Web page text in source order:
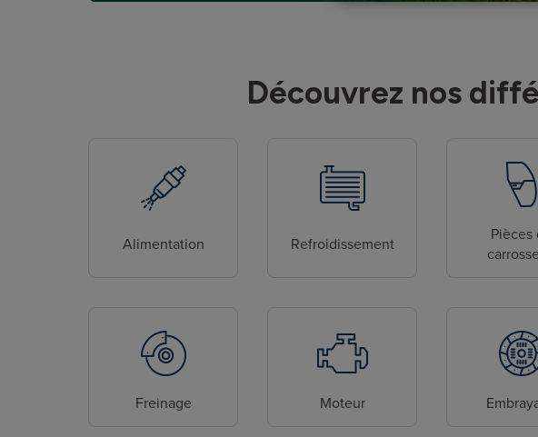
Découvrez nos
Alimentation Refroidissement
Pièces
Freinage Moteur